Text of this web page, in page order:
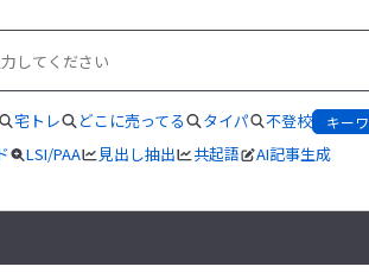
宅トレ どこに売ってる タイパ 不登校 キー
LSI/PAA 見出し抽出 共起語 AI記事生成